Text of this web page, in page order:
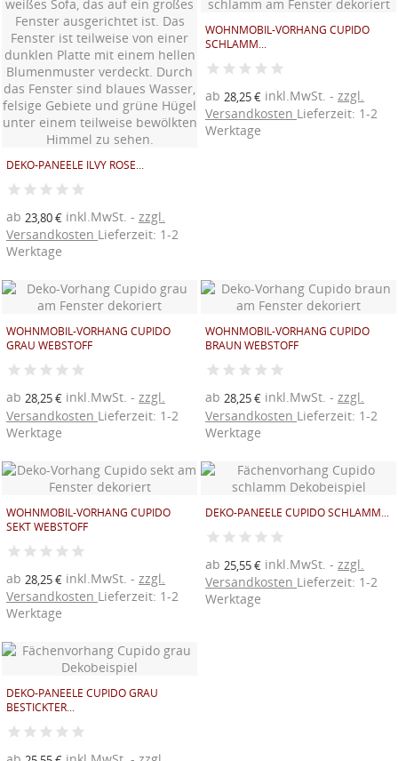
DEKO-PANEELE ILVY ROSE...
ab 23,80 € inkl.MwSt.
zzgl.
Versandkosten Lieferzeit: 1-2
Werktage
WOHNMOBIL-VORHANG CUPIDO
SCHLAMM...
ab 28,25 € inkl.MwSt.
zzgl.
Versandkosten Lieferzeit: 1-2
Werktage
WOHNMOBIL-VORHANG CUPIDO
GRAU WEBSTOFF
ab 28,25 € inkl.MwSt.
zzgl.
Versandkosten Lieferzeit: 1-2
Werktage
WOHNMOBIL-VORHANG CUPIDO
BRAUN WEBSTOFF
ab 28,25 € inkl.MwSt.
zzgl.
Versandkosten Lieferzeit: 1-2
Werktage
WOHNMOBIL-VORHANG CUPIDO
SEKT WEBSTOFF
ab 28,25 € inkl.MwSt.
zzgl.
Versandkosten Lieferzeit: 1-2
Werktage
DEKO-PANEELE CUPIDO SCHLAMM...
ab 25,55 € inkl.MwSt.
zzgl.
Versandkosten Lieferzeit: 1-2
Werktage
DEKO-PANEELE CUPIDO GRAU
BESTICKTER...
AUF MEINE WUNSCHLISTE
add_circle_outlineNeue Liste anlegen
((MODALTITLE))
((confirmMessage))
((modalDeleteText))
((TITLE))
((label))
ANMELDEN
Sie müssen angemeldet sein, um Artikel Ihrer
Wunschliste hinzufügen zu können.
((loginText))